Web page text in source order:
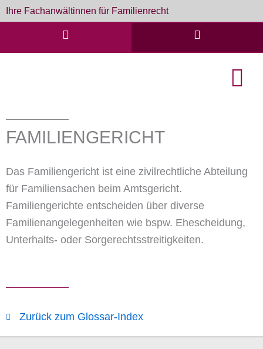
Zum
Inhalt
Ihre Fachanwältinnen für Familienrecht
FAMILIENGERICHT
Das Familiengericht ist eine zivilrechtliche Abteilung
für Familiensachen beim Amtsgericht.
Familiengerichte entscheiden über diverse
Familienangelegenheiten wie bspw. Ehescheidung,
Unterhalts- oder Sorgerechtsstreitigkeiten.
Zurück zum Glossar-Index